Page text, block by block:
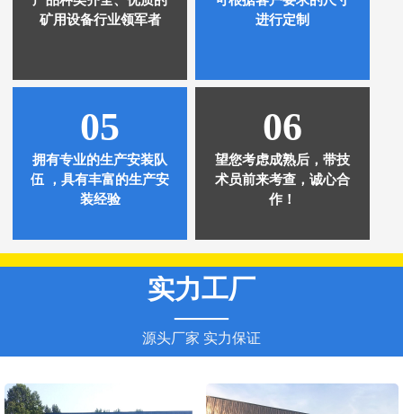
矿用设备行业领军者
进行定制
05
拥有专业的生产安装队
伍 ，具有丰富的生产安
装经验
06
望您考虑成熟后，带技
术员前来考查，诚心合
作！
实力工厂
——
源头厂家 实力保证